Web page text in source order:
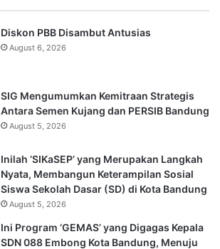
Diskon PBB Disambut Antusias
August 6, 2026
SIG Mengumumkan Kemitraan Strategis
Antara Semen Kujang dan PERSIB Bandung
August 5, 2026
Inilah ‘SIKaSEP’ yang Merupakan Langkah
Nyata, Membangun Keterampilan Sosial
Siswa Sekolah Dasar (SD) di Kota Bandung
August 5, 2026
Ini Program ‘GEMAS’ yang Digagas Kepala
SDN 088 Embong Kota Bandung, Menuju